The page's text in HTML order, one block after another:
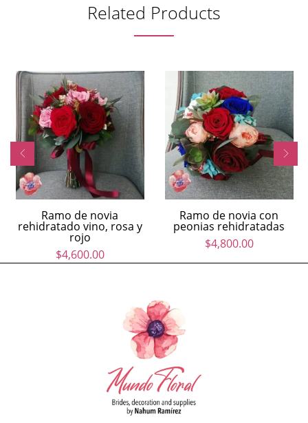
Related Products
Ramo de novia
rehidratado vino, rosa y
rojo
$4,600.00
Ramo de novia con
peonias rehidratadas
$4,800.00